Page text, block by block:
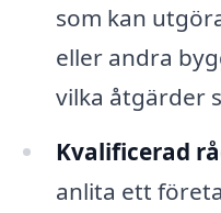
som kan
eller andra
vilka åtgärder
Kvalificerad
anlita ett